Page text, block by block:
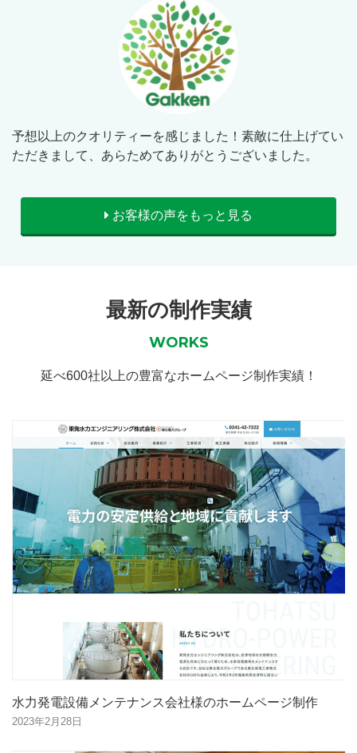
予想以上のクオリティーを感じました！素敵に仕上げてい
ただきまして、あらためてありがとうございました。
お客様の声をもっと見る
最新の制作実績
WORKS
延べ600社以上の豊富なホームページ制作実績！
水力発電設備メンテナンス会社様のホームページ制作
2023年2月28日